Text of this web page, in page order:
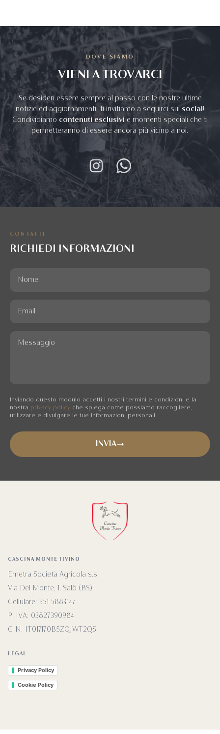
DOVE SIAMO
VIENI A TROVARCI
Se desideri essere sempre al passo con le nostre ultime
notizie ed aggiornamenti, ti invitiamo a seguirci sui social !
Condividiamo contenuti esclusivi e momenti speciali che ti
permetteranno di essere ancora più vicino a noi.
CONTATTI
RICHIEDI INFORMAZIONI
Inviando questo modulo accetti i nostri termini e condizioni e la
nostra privacy policy che spiega come possiamo raccogliere,
utilizzare e divulgare le tue informazioni personali.
INVIA
CASCINA MONTE TIVINO
Emetra Società Agricola s.s.
Via Del Monte, 1, Salò (BS)
Cellulare: 351 5884147
P. IVA: 03827390984
CIN: IT017170B5ZQJWT2QS
LEGAL
Privacy Policy
Cookie Policy